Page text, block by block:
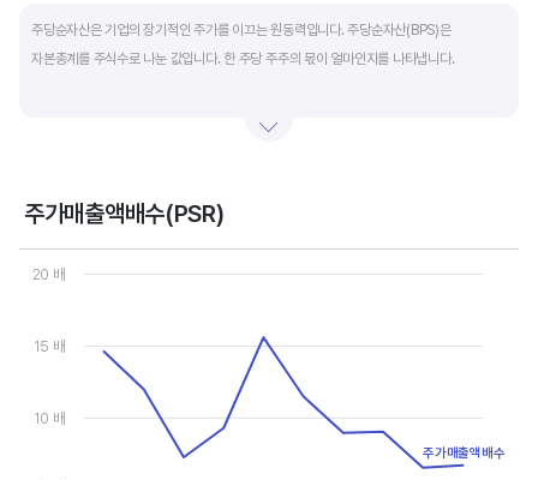
주당순자산은 기업의 장기적인 주가를 이끄는 원동력입니다. 주당순자산(BPS)은
자본총계를 주식수로 나눈 값입니다. 한 주당 주주의 몫이 얼마인지를 나타냅니다.
자본총계가 빠른 속도로 증가합니다. 이에따라 주가도 오르게 됩니다.
투자지표는 한국 기업에 비해 상대적으로 높게 나옵니다. 이런 부분을 감안해 미국 기업의
부채비율, 차입금 비중, 주가순자산배수 등을 판단하는 것이 좋습니다.
주가매출액배수(PSR)
Chart
Line chart with 10 data points.
The chart has 1 Y axis displaying values. Data ranges from
10 배
15 배
20 배
주가매출액배수